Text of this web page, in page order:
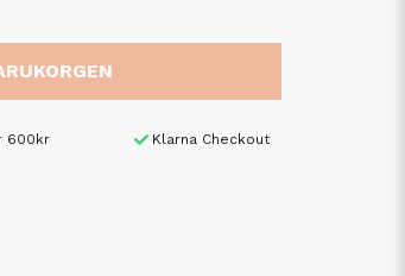
600kr Klarna Checkout